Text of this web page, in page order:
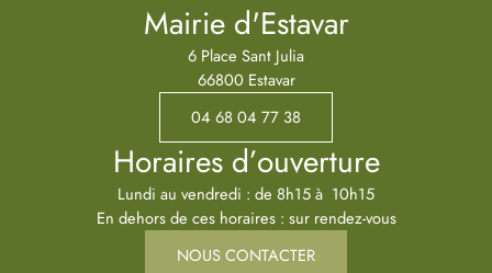
Mairie d'Estavar
6 Place Sant Julia
66800 Estavar
04 68 04 77 38
Horaires d’ouverture
Lundi au vendredi : de 8h15 à 10h15
En dehors de ces horaires : sur rendez-vous
NOUS CONTACTER